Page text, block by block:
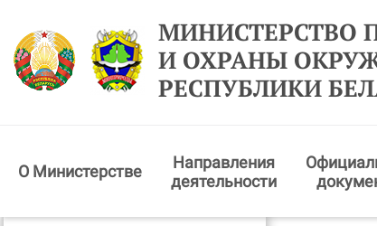
МИНИСТЕРСТВО
И ОХРАНЫ
РЕСПУБЛИКИ
О Министерстве
Направления
деятельности